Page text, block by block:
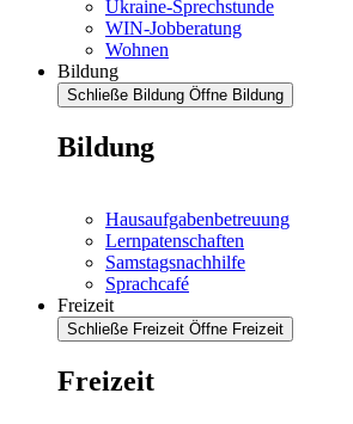
Ukraine-Sprechstunde
WIN-Jobberatung
Wohnen
Bildung
Schließe Bildung Öffne Bildung
Bildung
Hausaufgabenbetreuung
Lernpatenschaften
Samstagsnachhilfe
Sprachcafé
Freizeit
Schließe Freizeit Öffne Freizeit
Freizeit